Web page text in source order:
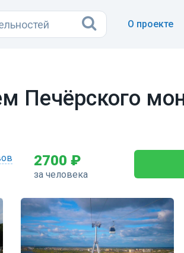
О проекте
Печёрского
2700 ₽
за человека